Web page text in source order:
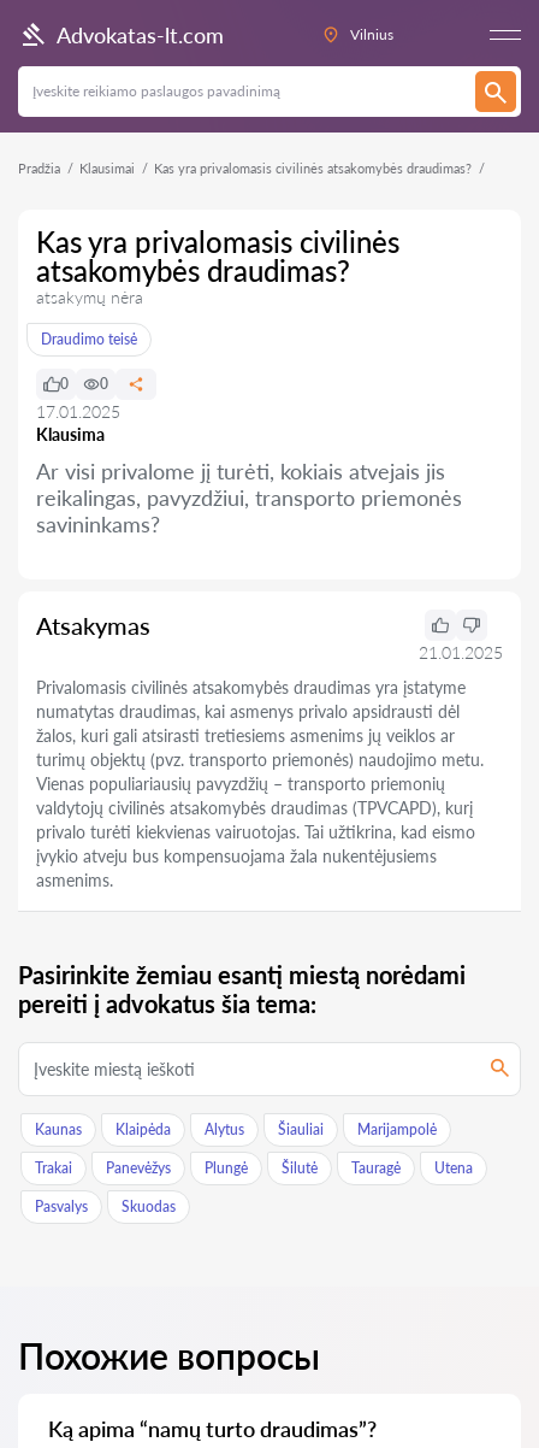
Advokatas-lt.com Vilnius
Pradžia Klausimai Kas yra privalomasis civilinės atsakomybės draudimas?
Kas yra privalomasis civilinės
atsakomybės draudimas?
atsakymų nėra
Draudimo teisė
Klausima
0 0
17.01.2025
Ar visi privalome jį turėti, kokiais atvejais jis
reikalingas, pavyzdžiui, transporto priemonės
savininkams?
Atsakymas
21.01.2025
Privalomasis civilinės atsakomybės draudimas yra įstatyme
numatytas draudimas, kai asmenys privalo apsidrausti dėl
žalos, kuri gali atsirasti tretiesiems asmenims jų veiklos ar
turimų objektų (pvz. transporto priemonės) naudojimo metu.
Vienas populiariausių pavyzdžių – transporto priemonių
valdytojų civilinės atsakomybės draudimas (TPVCAPD), kurį
privalo turėti kiekvienas vairuotojas. Tai užtikrina, kad eismo
įvykio atveju bus kompensuojama žala nukentėjusiems
asmenims.
Pasirinkite žemiau esantį miestą norėdami
pereiti į advokatus šia tema:
Kaunas Klaipėda Alytus Šiauliai Marijampolė
Trakai Panevėžys Plungė Šilutė Tauragė Utena
Pasvalys Skuodas
Похожие вопросы
Ką apima “namų turto draudimas”?